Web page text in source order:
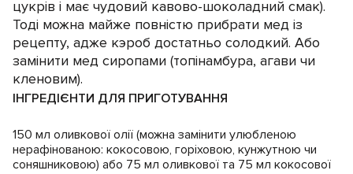
цукрів і має чудовий кавово-шоколадний смак).
Тоді можна майже повністю прибрати мед із
рецепту, адже кэроб достатньо солодкий. Або
замінити мед сиропами (топінамбура, агави чи
кленовим).
ІНГРЕДІЄНТИ ДЛЯ ПРИГОТУВАННЯ
150 мл оливкової олії (можна замінити улюбленою
нерафінованою: кокосовою, горіховою, кунжутною чи
соняшниковою) або 75 мл оливкової та 75 мл кокосової